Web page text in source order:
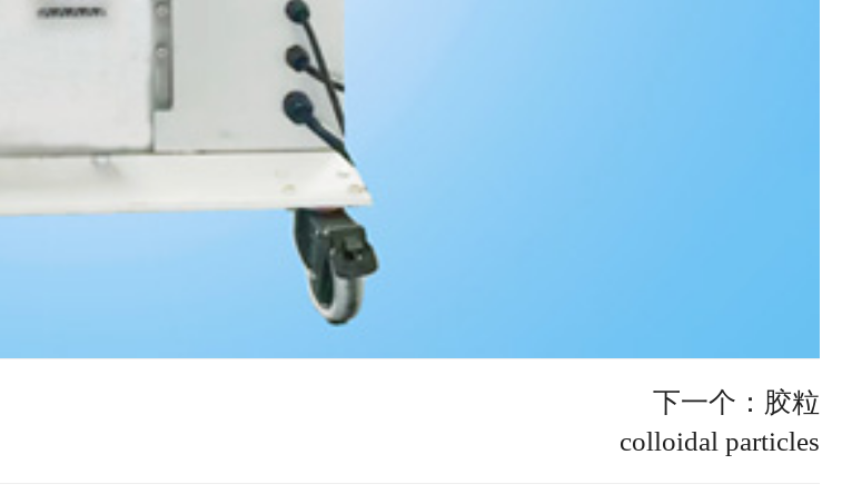
下一个：胶粒
colloidal particles